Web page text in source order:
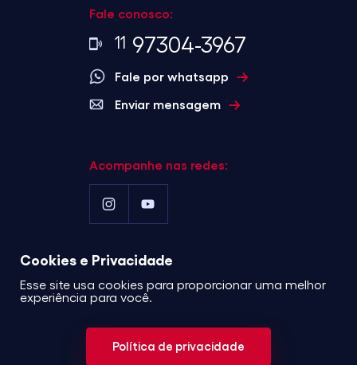
Cookies e Privacidade
Esse site usa cookies para proporcionar uma melhor
experiência para você.
Política de privacidade
Fale conosco:
11 97304-3967
Fale por whatsapp
Enviar mensagem
Acompanhe nas redes:
©2023 . Alcance
Incorporadora . Todos os
direitos reservados.
Desenvolvido por